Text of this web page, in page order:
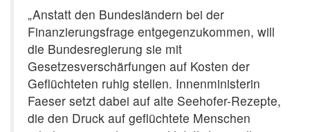
„Anstatt den Bundesländern bei der
Finanzierungsfrage entgegenzukommen, will
die Bundesregierung sie mit
Gesetzesverschärfungen auf Kosten der
Geflüchteten ruhig stellen. Innenministerin
Faeser setzt dabei auf alte Seehofer-Rezepte,
die den Druck auf geflüchtete Menschen